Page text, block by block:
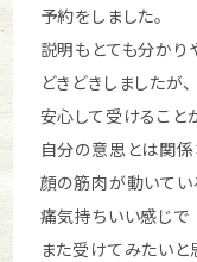
予約をしました。
説明もとても分かり
どきどきしましたが、
安心して受けること
自分の意思とは関係
顔の筋肉が動いてい
痛気持ちいい感じで
また受けてみたいと